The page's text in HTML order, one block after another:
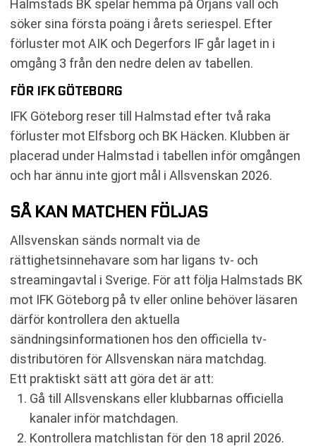
Halmstads BK spelar hemma på Örjans vall och
söker sina första poäng i årets seriespel. Efter
förluster mot AIK och Degerfors IF går laget in i
omgång 3 från den nedre delen av tabellen.
FÖR IFK GÖTEBORG
IFK Göteborg reser till Halmstad efter två raka
förluster mot Elfsborg och BK Häcken. Klubben är
placerad under Halmstad i tabellen inför omgången
och har ännu inte gjort mål i Allsvenskan 2026.
SÅ KAN MATCHEN FÖLJAS
Allsvenskan sänds normalt via de
rättighetsinnehavare som har ligans tv- och
streamingavtal i Sverige. För att följa Halmstads BK
mot IFK Göteborg på tv eller online behöver läsaren
därför kontrollera den aktuella
sändningsinformationen hos den officiella tv-
distributören för Allsvenskan nära matchdag.
Ett praktiskt sätt att göra det är att:
Gå till Allsvenskans eller klubbarnas officiella
kanaler inför matchdagen.
Kontrollera matchlistan för den 18 april 2026.